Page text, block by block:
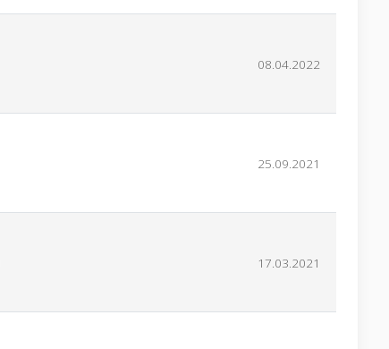
08.04.2022
25.09.2021
17.03.2021